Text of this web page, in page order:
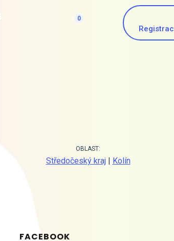
0
OBLAST:
Středočeský kraj| Kolín
FACEBOOK